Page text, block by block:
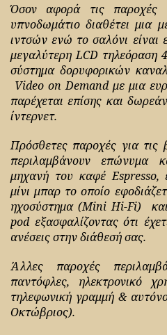
Όσον αφορά τις παροχές
υπνοδωμάτιο διαθέτει μια
ιντσών ενώ το σαλόνι είναι
μεγαλύτερη LCD τηλεόραση
σύστημα δορυφορικών
Video on Demand με μια
παρέχεται επίσης και
ίντερνετ.
Πρόσθετες παροχές για τις
περιλαμβάνουν επώνυμα
μηχανή του καφέ Espresso,
μίνι μπαρ το οποίο
ηχοσύστημα (Mini Hi-Fi)
pod εξασφαλίζοντας ότι
ανέσεις στην διάθεσή σας.
Άλλες παροχές
παντόφλες, ηλεκτρονικό
τηλεφωνική γραμμή &
Οκτώβριος).